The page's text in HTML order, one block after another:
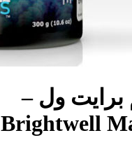
برایت ول –
Brightwell